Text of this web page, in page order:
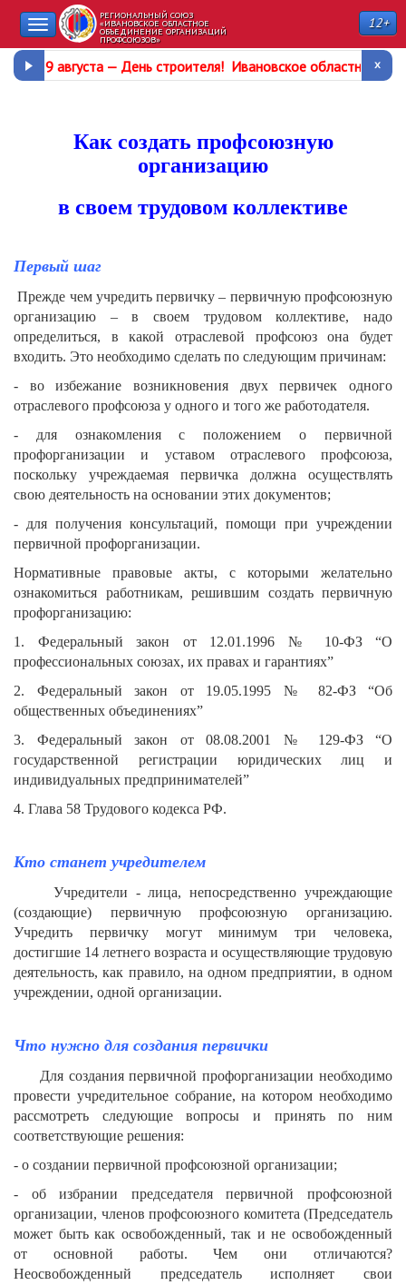
РЕГИОНАЛЬНЫЙ СОЮЗ
«ИВАНОВСКОЕ ОБЛАСТНОЕ
ОБЪЕДИНЕНИЕ ОРГАНИЗАЦИЙ
ПРОФСОЮЗОВ»
12+
Toggle
navigation
9 августа — День строителя! Ивановское областное
Как создать профсоюзную
организацию
в своем трудовом коллективе
Первый шаг
Прежде чем учредить первичку – первичную профсоюзную
организацию – в своем трудовом коллективе, надо
определиться, в какой отраслевой профсоюз она будет
входить. Это необходимо сделать по следующим причинам:
- во избежание возникновения двух первичек одного
отраслевого профсоюза у одного и того же работодателя.
- для ознакомления с положением о первичной
профорганизации и уставом отраслевого профсоюза,
поскольку учреждаемая первичка должна осуществлять
свою деятельность на основании этих документов;
- для получения консультаций, помощи при учреждении
первичной профорганизации.
Нормативные правовые акты, с которыми желательно
ознакомиться работникам, решившим создать первичную
профорганизацию:
1. Федеральный закон от 12.01.1996 № 10-ФЗ “О
профессиональных союзах, их правах и гарантиях”
2. Федеральный закон от 19.05.1995 № 82-ФЗ “Об
общественных объединениях”
3. Федеральный закон от 08.08.2001 № 129-ФЗ “О
государственной регистрации юридических лиц и
индивидуальных предпринимателей”
4. Глава 58 Трудового кодекса РФ.
Кто станет учредителем
Учредители - лица, непосредственно учреждающие
(создающие) первичную профсоюзную организацию.
Учредить первичку могут минимум три человека,
достигшие 14 летнего возраста и осуществляющие трудовую
деятельность, как правило, на одном предприятии, в одном
учреждении, одной организации.
Что нужно для создания первички
Для создания первичной профорганизации необходимо
провести учредительное собрание, на котором необходимо
рассмотреть следующие вопросы и принять по ним
соответствующие решения:
- о создании первичной профсоюзной организации;
- об избрании председателя первичной профсоюзной
организации, членов профсоюзного комитета (Председатель
может быть как освобожденный, так и не освобожденный
от основной работы. Чем они отличаются?
Неосвобожденный председатель исполняет свои